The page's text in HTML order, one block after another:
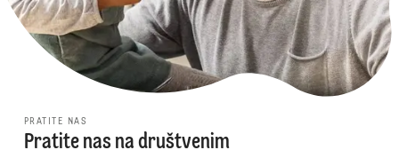
PRATITE NAS
Pratite nas na društvenim